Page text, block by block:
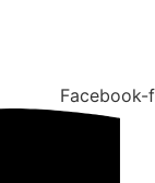
Facebook-f